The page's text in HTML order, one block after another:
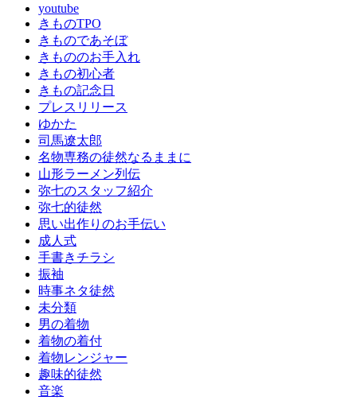
youtube
きものTPO
きものであそぼ
きもののお手入れ
きもの初心者
きもの記念日
プレスリリース
ゆかた
司馬遼太郎
名物専務の徒然なるままに
山形ラーメン列伝
弥七のスタッフ紹介
弥七的徒然
思い出作りのお手伝い
成人式
手書きチラシ
振袖
時事ネタ徒然
未分類
男の着物
着物の着付
着物レンジャー
趣味的徒然
音楽